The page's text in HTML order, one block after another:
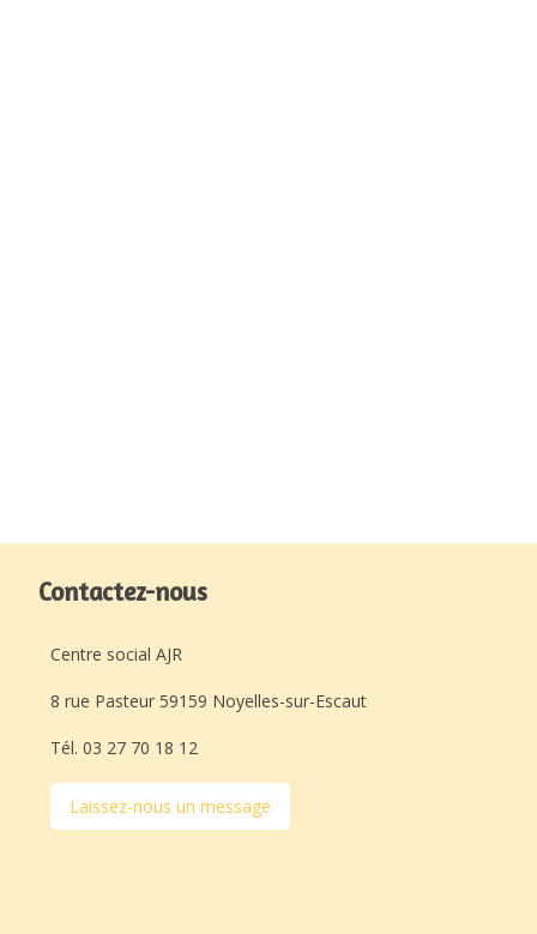
Contactez-nous
Centre social AJR
8 rue Pasteur 59159 Noyelles-sur-Escaut
Tél. 03 27 70 18 12
Laissez-nous un message